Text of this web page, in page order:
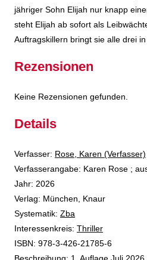
jähriger Sohn Elijah nur knapp
steht Elijah ab sofort als
Auftragskillern bringt sie alle drei
Rezensionen
Keine Rezensionen gefunden.
Details
Verfasser: Suche nach diesem
Rose, Karen (Verfasser)
Verfasserangabe: Karen Rose ;
Jahr: 2026
Verlag: München, Knaur
opens in new tab
Diesen Link in neuem Tab öffnen
Systematik: Suche nach dieser
Zba
Interessenkreis: Suche nach
Thriller
ISBN: 978-3-426-21785-6
Beschreibung: 1. Auflage Juli